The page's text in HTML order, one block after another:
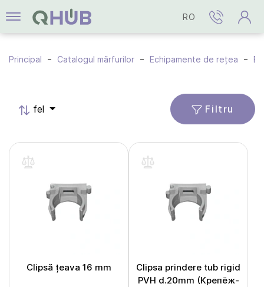
RO
Principal Catalogul mărfurilor Echipamente de rețea
fel Filtru
Clipsă țeava 16 mm
Clipsa prindere tub rigid
PVH d.20mm (Крепёж-